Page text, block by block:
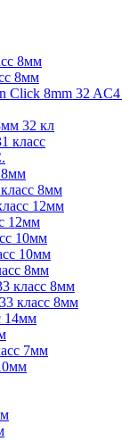
8мм
8мм
Click 8mm 32
32 кл
класс
8мм
8мм
12мм
12мм
10мм
10мм
8мм
класс 8мм
класс 8мм
14мм
7мм